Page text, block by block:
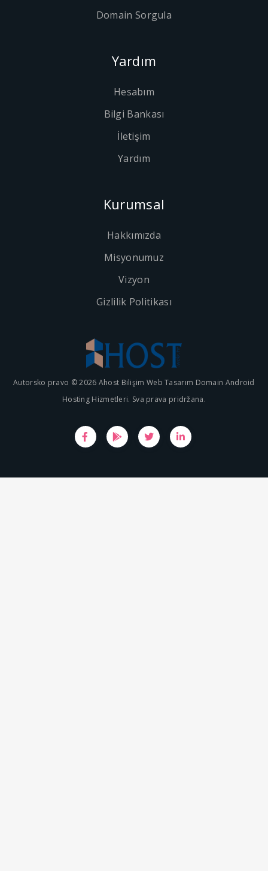
Domain Sorgula
Yardım
Hesabım
Bilgi Bankası
İletişim
Yardım
Kurumsal
Hakkımızda
Misyonumuz
Vizyon
Gizlilik Politikası
Autorsko pravo © 2026 Ahost Bilişim Web Tasarım Domain Android
Hosting Hizmetleri. Sva prava pridržana.